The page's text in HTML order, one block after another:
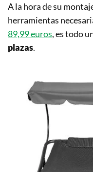
A la hora de su
herramientas
89,99 euros, es todo
plazas.